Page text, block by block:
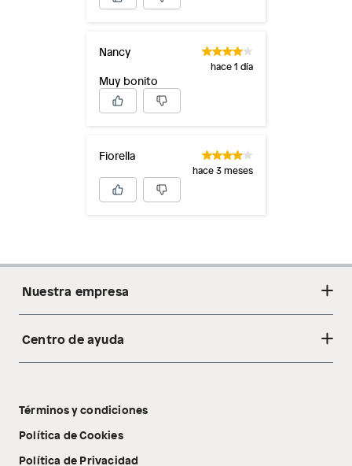
Nancy
hace 1 día
Muy bonito
Fiorella
hace 3 meses
Nuestra empresa
Acerca de nosotros
Tecnología Pillow Walk
Centro de ayuda
Libro de reclamaciones
Términos y condiciones
Política de Cookies
Política de Privacidad